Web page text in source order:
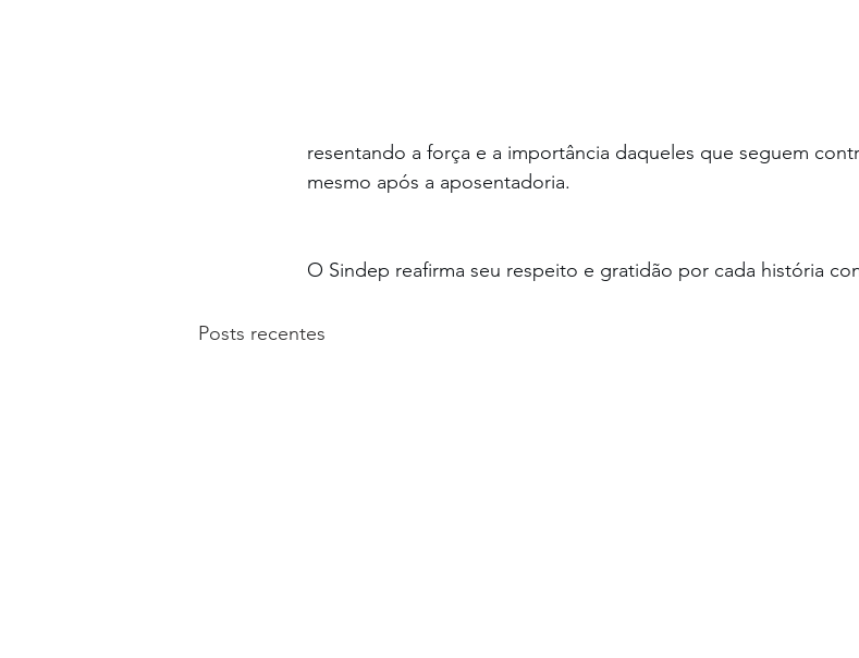
resentando a força e a importância daqueles que seguem
mesmo após a aposentadoria.
O Sindep reafirma seu respeito e gratidão por cada história
Posts recentes